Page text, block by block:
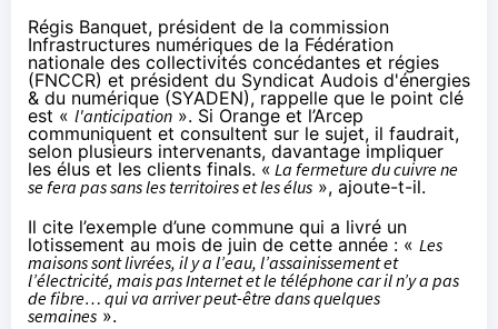
Régis Banquet, président de la commission
Infrastructures numériques de la Fédération
nationale des collectivités concédantes et régies
(FNCCR) et président du Syndicat Audois d'énergies
& du numérique (SYADEN), rappelle que le point clé
est « l'anticipation ». Si Orange et l’Arcep
communiquent et consultent sur le sujet, il faudrait,
selon plusieurs intervenants, davantage impliquer
les élus et les clients finals. « La fermeture du cuivre ne
se fera pas sans les territoires et les élus », ajoute-t-il.
Il cite l’exemple d’une commune qui a livré un
lotissement au mois de juin de cette année : « Les
maisons sont livrées, il y a l’eau, l’assainissement et
l’électricité, mais pas Internet et le téléphone car il n’y a pas
de fibre… qui va arriver peut-être dans quelques
semaines ».